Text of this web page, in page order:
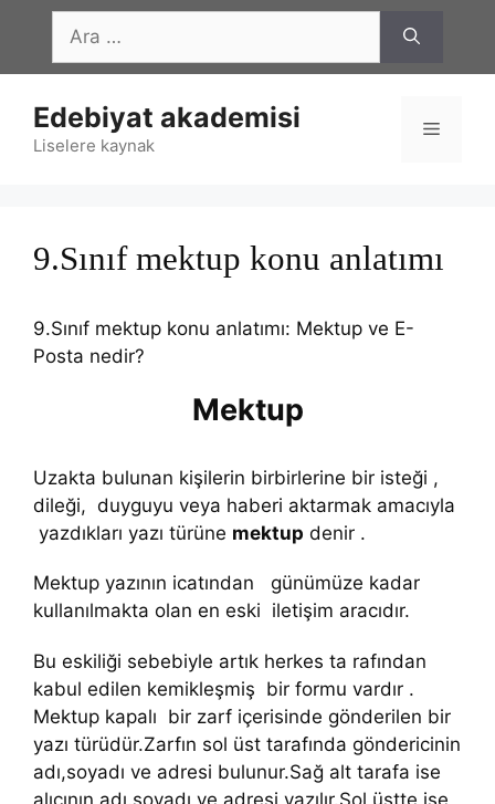
İçeriğe
ara
Edebiyat akademisi
Liselere kaynak
Menü
9.Sınıf mektup konu anlatımı
9.Sınıf mektup konu anlatımı: Mektup ve E-
Posta nedir?
Mektup
Uzakta bulunan kişilerin birbirlerine bir isteği ,
dileği, duyguyu veya haberi aktarmak amacıyla
yazdıkları yazı türüne mektup denir .
Mektup yazının icatından günümüze kadar
kullanılmakta olan en eski iletişim aracıdır.
Bu eskiliği sebebiyle artık herkes ta rafından
kabul edilen kemikleşmiş bir formu vardır .
Mektup kapalı bir zarf içerisinde gönderilen bir
yazı türüdür.Zarfın sol üst tarafında göndericinin
adı,soyadı ve adresi bulunur.Sağ alt tarafa ise
alıcının adı,soyadı ve adresi yazılır.Sol üstte ise